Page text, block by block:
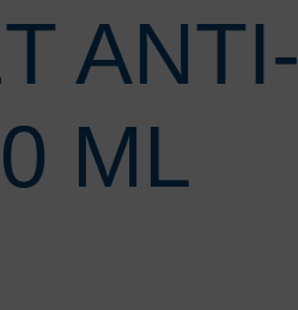
ANTI-
ML